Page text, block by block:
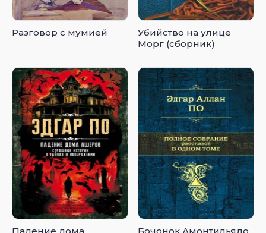
Разговор с мумией
Убийство на улице
Морг (сборник)